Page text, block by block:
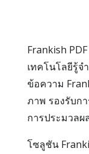
Frankish
เทคโนโลยีรู้จ
ข้อความ
ภาพ รองรับก
การประมวล
โซลูชัน